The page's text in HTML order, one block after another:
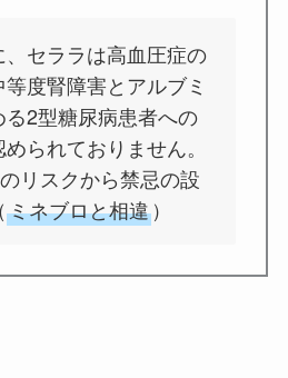
、セララは高血圧症の
度腎障害とアルブミ
る2型糖尿病患者への
られておりません。
リスクから禁忌の設
ミネブロと相違）